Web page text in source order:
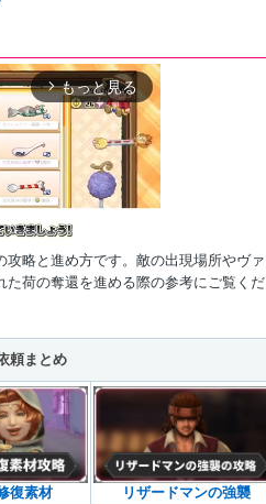
arrow_forward_ios もっと見る
略と進め方です。敵の出現場所やヴァ
荷の奪還を進める際の参考にご覧くだ
頼まとめ
復素材 リザードマンの強襲